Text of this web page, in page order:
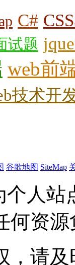
C#
试题
web前
技术开
谷歌地图 SiteMap
个人
何资
，请